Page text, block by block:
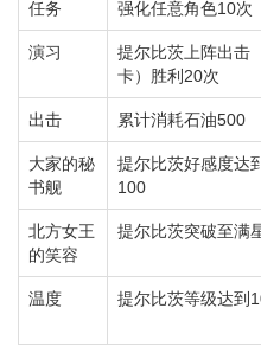
任务 强化任意角色10次
演习
提尔比茨上阵出击
卡）胜利20次
出击 累计消耗石油500
大家的秘
书舰
提尔比茨好感度达
100
北方女王
的笑容
提尔比茨突破至满
温度 提尔比茨等级达到